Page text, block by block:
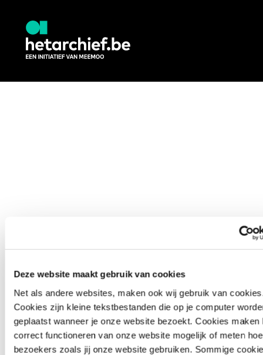
Deze website maakt gebruik van cookies
Net als andere websites, maken ook wij gebruik van
Cookies zijn kleine tekstbestanden die op je computer
geplaatst wanneer je onze website bezoekt. Cookies maken
correct functioneren van onze website mogelijk of meten hoe
bezoekers zoals jij onze website gebruiken. Sommige